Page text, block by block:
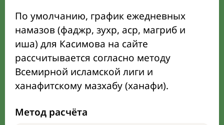
По умолчанию, график ежедневных
намазов (фаджр, зухр, аср, магриб и
иша) для Касимова на сайте
рассчитывается согласно методу
Всемирной исламской лиги и
ханафитскому мазхабу (ханафи).
Метод расчёта